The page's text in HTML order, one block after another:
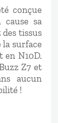
conçue
sa
tissus
la surface
en N10D.
Z7 et
aucun
!